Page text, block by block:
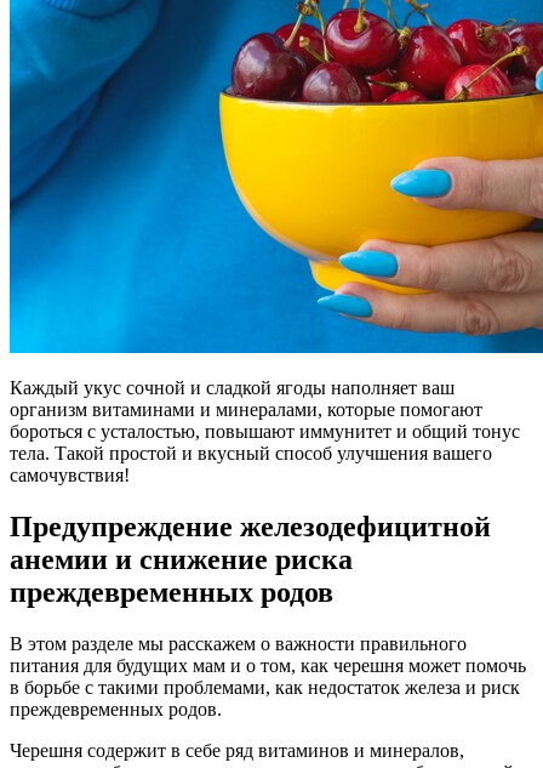
Каждый укус сочной и сладкой ягоды наполняет ваш
организм витаминами и минералами, которые помогают
бороться с усталостью, повышают иммунитет и общий тонус
тела. Такой простой и вкусный способ улучшения вашего
самочувствия!
Предупреждение железодефицитной
анемии и снижение риска
преждевременных родов
В этом разделе мы расскажем о важности правильного
питания для будущих мам и о том, как черешня может помочь
в борьбе с такими проблемами, как недостаток железа и риск
преждевременных родов.
Черешня содержит в себе ряд витаминов и минералов,